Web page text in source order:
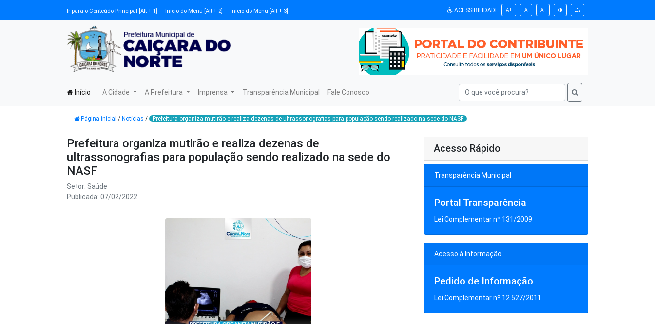
Ir para o Conteúdo Principal [Alt + 1] Início do Menu [Alt + 2] Início do Menu [Alt + 3] ACESSIBILIDADE A+ A A-
Início A Cidade A Prefeitura Imprensa Transparência Municipal Fale Conosco
Página inicial / Notícias / Prefeitura organiza mutirão e realiza dezenas de ultrassonografias para população sendo realizado na sede do NASF
Prefeitura organiza mutirão e realiza dezenas de
ultrassonografias para população sendo realizado na sede do
NASF
Setor: Saúde
Publicada: 07/02/2022
Acesso Rápido
Transparência Municipal
Portal Transparência
Lei Complementar nº 131/2009
Acesso à Informação
Pedido de Informação
Lei Complementar nº 12.527/2011